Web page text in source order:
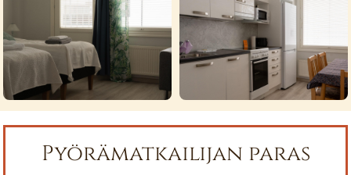
Pyörämatkailijan paras